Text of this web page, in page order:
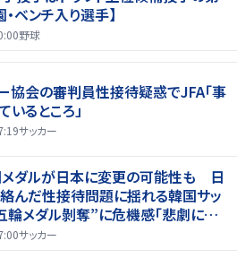
ベンチ入り選手】
野球
協会の審判員性接待疑惑でJFA「事
いるところ」
サッカー
ダルが日本に変更の可能性も 日
んだ性接待問題に揺れる韓国サッ
メダル剝奪”に危機感「悲劇に見
サッカー